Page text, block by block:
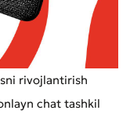
rivojlantirish
chat tashkil